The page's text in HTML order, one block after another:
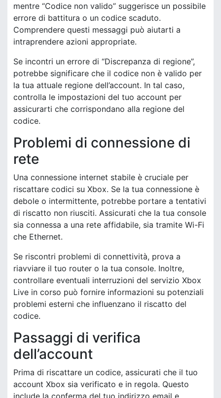
mentre “Codice non valido” suggerisce un possibile
errore di battitura o un codice scaduto.
Comprendere questi messaggi può aiutarti a
intraprendere azioni appropriate.
Se incontri un errore di “Discrepanza di regione”,
potrebbe significare che il codice non è valido per
la tua attuale regione dell’account. In tal caso,
controlla le impostazioni del tuo account per
assicurarti che corrispondano alla regione del
codice.
Problemi di connessione di
rete
Una connessione internet stabile è cruciale per
riscattare codici su Xbox. Se la tua connessione è
debole o intermittente, potrebbe portare a tentativi
di riscatto non riusciti. Assicurati che la tua console
sia connessa a una rete affidabile, sia tramite Wi-Fi
che Ethernet.
Se riscontri problemi di connettività, prova a
riavviare il tuo router o la tua console. Inoltre,
controllare eventuali interruzioni del servizio Xbox
Live in corso può fornire informazioni su potenziali
problemi esterni che influenzano il riscatto del
codice.
Passaggi di verifica
dell’account
Prima di riscattare un codice, assicurati che il tuo
account Xbox sia verificato e in regola. Questo
include la conferma del tuo indirizzo email e